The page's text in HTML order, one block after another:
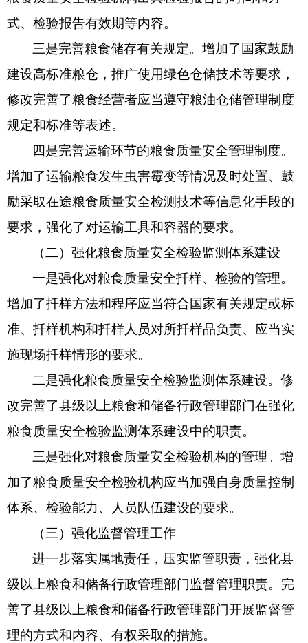
式、检验报告有效期等内容。
三是完善粮食储存有关规定。增加了国家鼓励
建设高标准粮仓，推广使用绿色仓储技术等要求，
修改完善了粮食经营者应当遵守粮油仓储管理制度
规定和标准等表述。
四是完善运输环节的粮食质量安全管理制度。
增加了运输粮食发生虫害霉变等情况及时处置、鼓
励采取在途粮食质量安全检测技术等信息化手段的
要求，强化了对运输工具和容器的要求。
（二）强化粮食质量安全检验监测体系建设
一是强化对粮食质量安全扦样、检验的管理。
增加了扦样方法和程序应当符合国家有关规定或标
准、扦样机构和扦样人员对所扦样品负责、应当实
施现场扦样情形的要求。
二是强化粮食质量安全检验监测体系建设。修
改完善了县级以上粮食和储备行政管理部门在强化
粮食质量安全检验监测体系建设中的职责。
三是强化对粮食质量安全检验机构的管理。增
加了粮食质量安全检验机构应当加强自身质量控制
体系、检验能力、人员队伍建设的要求。
（三）强化监督管理工作
进一步落实属地责任，压实监管职责，强化县
级以上粮食和储备行政管理部门监督管理职责。完
善了县级以上粮食和储备行政管理部门开展监督管
理的方式和内容、有权采取的措施。